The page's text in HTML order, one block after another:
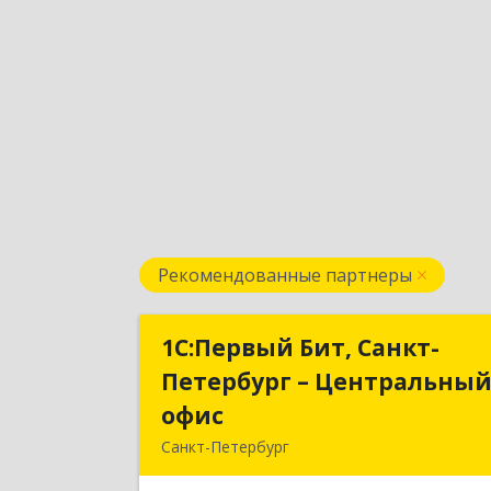
Рекомендованные партнеры
1С:Первый Бит, Санкт-
Петербург – Центральный
офис
Санкт-Петербург
1С:Первый Бит, Санкт-
Петербург – Центральный